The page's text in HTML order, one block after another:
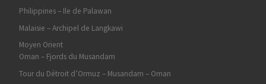
Philippines – Ile de Palawan
Malaisie – Archipel de Langkawi
Moyen Orient
Oman – Fjords du Musandam
Tour du Détroit d’Ormuz – Musandam – Oman